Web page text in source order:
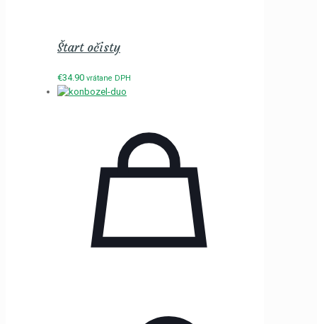
Štart očisty
€34.90 vrátane DPH